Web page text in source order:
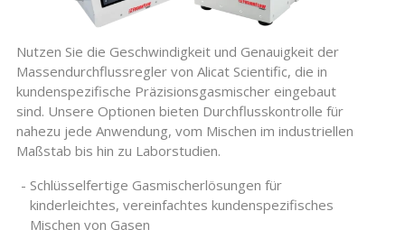
Nutzen Sie die Geschwindigkeit und Genauigkeit der
Massendurchflussregler von Alicat Scientific, die in
kundenspezifische Präzisionsgasmischer eingebaut
sind. Unsere Optionen bieten Durchflusskontrolle für
nahezu jede Anwendung, vom Mischen im industriellen
Maßstab bis hin zu Laborstudien.
Schlüsselfertige Gasmischerlösungen für
kinderleichtes, vereinfachtes kundenspezifisches
Mischen von Gasen